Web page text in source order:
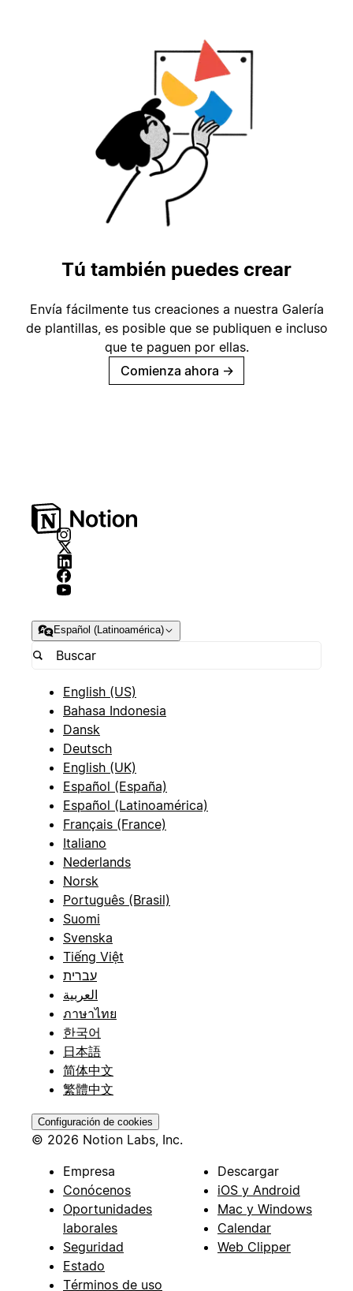
Tú también puedes crear
Envía fácilmente tus creaciones a nuestra Galería
de plantillas, es posible que se publiquen e incluso
que te paguen por ellas.
Comienza ahora →
Español (Latinoamérica)
English (US)
Bahasa Indonesia
Dansk
Deutsch
English (UK)
Español (España)
Español (Latinoamérica)
Français (France)
Italiano
Nederlands
Norsk
Português (Brasil)
Suomi
Svenska
Tiếng Việt
עברית
العربية
ภาษาไทย
한국어
日本語
简体中文
繁體中文
Configuración de cookies
© 2026 Notion Labs, Inc.
Empresa
Conócenos
Oportunidades
laborales
Seguridad
Estado
Términos de uso
Descargar
iOS y Android
Mac y Windows
Calendar
Web Clipper